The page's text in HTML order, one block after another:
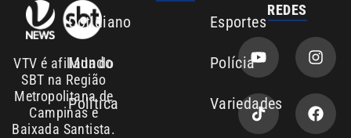
VTV é afiliada do
SBT na Região
Metropolitana de
Campinas e
Baixada Santista.
Cotidiano Esportes
Mundo Polícia
Política Variedades
REDES